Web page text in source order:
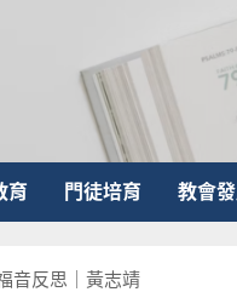
育 門徒培育 教會
音反思｜黃志靖